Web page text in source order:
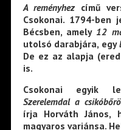
A reményhezcímű
Csokonai. 1794-ben
Bécsben, amely 12
utolsó darabjára, egy
De ez az alapja
is.
Csokonai egyik
Szerelemdal a
írja Horváth János,
magyaros variánsa.